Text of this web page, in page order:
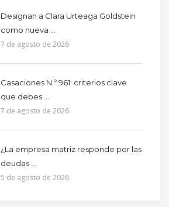
Designan a Clara Urteaga Goldstein
como nueva ...
7 de agosto de 2026
Casaciones N.º 961: criterios clave
que debes ...
7 de agosto de 2026
¿La empresa matriz responde por las
deudas ...
5 de agosto de 2026